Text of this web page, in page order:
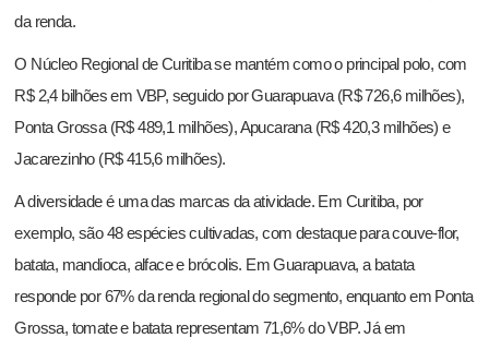
da renda.
O Núcleo Regional de Curitiba se mantém como o principal polo, com
R$ 2,4 bilhões em VBP, seguido por Guarapuava (R$ 726,6 milhões),
Ponta Grossa (R$ 489,1 milhões), Apucarana (R$ 420,3 milhões) e
Jacarezinho (R$ 415,6 milhões).
A diversidade é uma das marcas da atividade. Em Curitiba, por
exemplo, são 48 espécies cultivadas, com destaque para couve-flor,
batata, mandioca, alface e brócolis. Em Guarapuava, a batata
responde por 67% da renda regional do segmento, enquanto em Ponta
Grossa, tomate e batata representam 71,6% do VBP. Já em